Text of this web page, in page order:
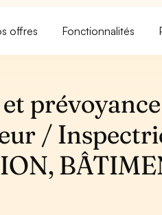
offres Fonctionnalités
/